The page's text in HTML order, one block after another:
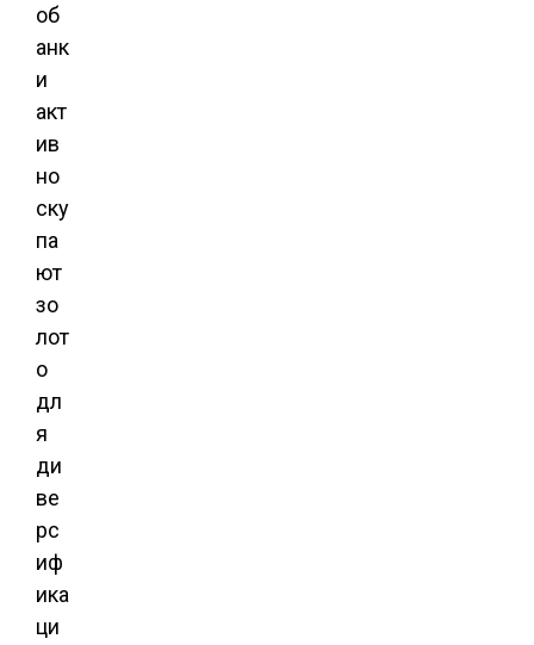
об
анк
и
акт
ив
но
ску
па
ют
зо
лот
о
дл
я
ди
ве
рс
иф
ика
ци